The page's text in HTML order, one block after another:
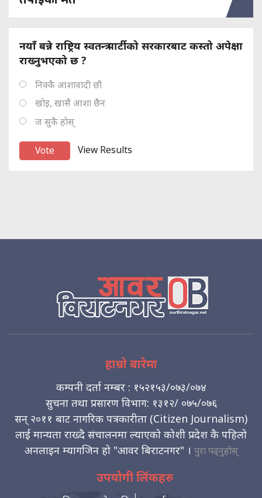
नयाँ बन्ने राष्ट्रिय स्वतन्त्र पार्टीको सरकारबाट कस्तो अपेक्षा
राख्नुभएको छ ?
निक्कै आशावादी छौ
खोइ, खासै आशा छैन
ज सुकै होस्
View Results
हाम्रो बारेमा
कम्पनी दर्ता नम्बर : १५२१५३/०७३/०७४
सुचना तथा प्रसारण विभाग: १३१२/ ०७५/०७६
सन् २०११ बाट नागरिक पत्रकारीता (Citizen Journalism)
लाई मान्यता राख्दै संचालनमा ल्याएको कोशी प्रदेश कै पहिलो
अनलाइन म्यागजिन हो "आवर बिराटनगर" । पुरा पढ्नुहोस्
उपयोगी लिंकहरु